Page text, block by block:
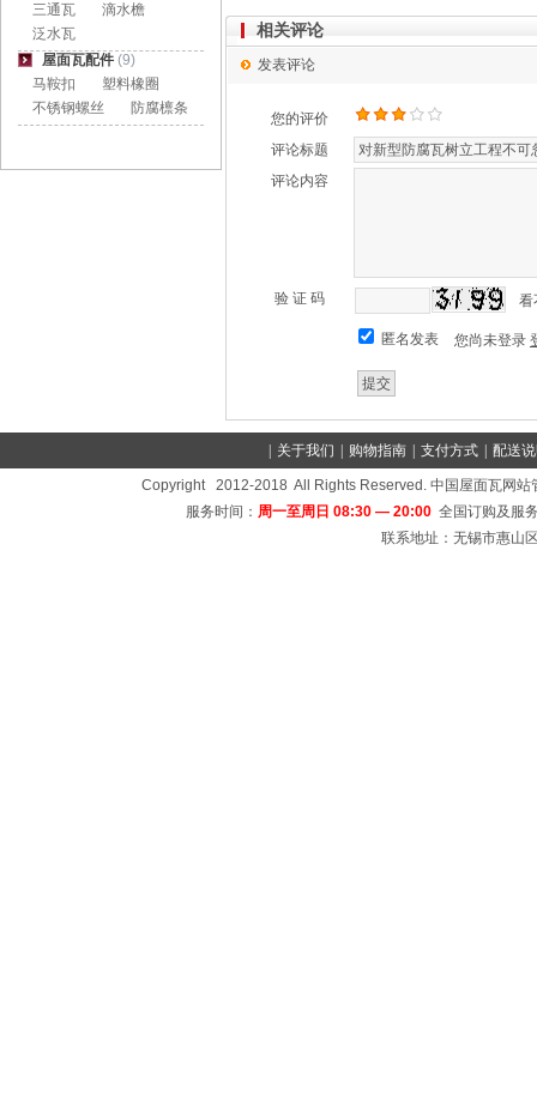
相关评论
发表评论
您的评价
评论标题
评论内容
验 证 码 看
匿名发表 您尚未登录
三通瓦
滴水檐
泛水瓦
屋面瓦配件 (9)
马鞍扣
塑料橡圈
不锈钢螺丝
防腐檩条
Copyright 2012-2018 All Rights Reserved. 中国屋面瓦网
服务时间： 周一至周日 08:30 — 20:00全国订购及服
联系地址：无锡市惠
关于我们 购物指南 支付方式 配送